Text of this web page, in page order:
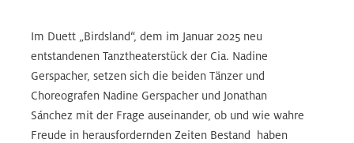
Im Duett „Birdsland“, dem im Januar 2025 neu
entstandenen Tanztheaterstück der Cia. Nadine
Gerspacher, setzen sich die beiden Tänzer und
Choreografen Nadine Gerspacher und Jonathan
Sánchez mit der Frage auseinander, ob und wie wahre
Freude in herausfordernden Zeiten Bestand haben